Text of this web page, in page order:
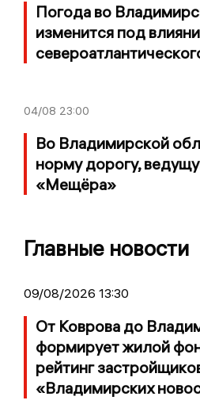
Погода во
изменится под
04/08 23:00
Во Владимирской
норму дорогу,
«Мещёра»
Главные новости
09/08/2026 13:30
От Коврова до
формирует жилой
рейтинг
«Владимирских